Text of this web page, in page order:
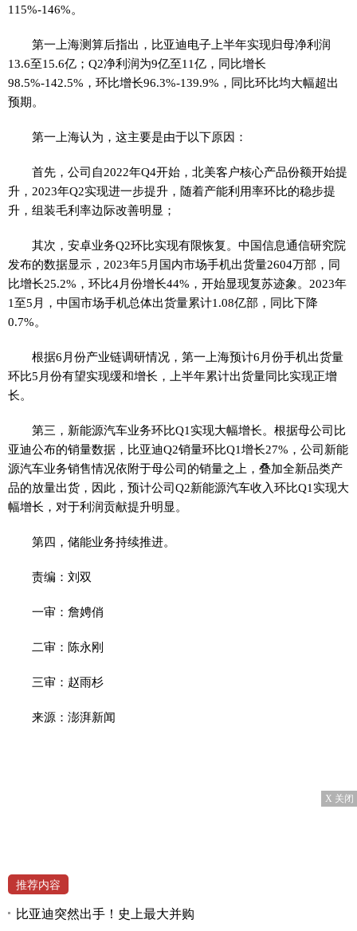
115%-146%。
第一上海测算后指出，比亚迪电子上半年实现归母净利润
13.6至15.6亿；Q2净利润为9亿至11亿，同比增长
98.5%-142.5%，环比增长96.3%-139.9%，同比环比均大幅超出
预期。
第一上海认为，这主要是由于以下原因：
首先，公司自2022年Q4开始，北美客户核心产品份额开始提
升，2023年Q2实现进一步提升，随着产能利用率环比的稳步提
升，组装毛利率边际改善明显；
其次，安卓业务Q2环比实现有限恢复。中国信息通信研究院
发布的数据显示，2023年5月国内市场手机出货量2604万部，同
比增长25.2%，环比4月份增长44%，开始显现复苏迹象。2023年
1至5月，中国市场手机总体出货量累计1.08亿部，同比下降
0.7%。
根据6月份产业链调研情况，第一上海预计6月份手机出货量
环比5月份有望实现缓和增长，上半年累计出货量同比实现正增
长。
第三，新能源汽车业务环比Q1实现大幅增长。根据母公司比
亚迪公布的销量数据，比亚迪Q2销量环比Q1增长27%，公司新能
源汽车业务销售情况依附于母公司的销量之上，叠加全新品类产
品的放量出货，因此，预计公司Q2新能源汽车收入环比Q1实现大
幅增长，对于利润贡献提升明显。
第四，储能业务持续推进。
责编：刘双
一审：詹娉俏
二审：陈永刚
三审：赵雨杉
来源：澎湃新闻
X 关闭
推荐内容
比亚迪突然出手！史上最大并购